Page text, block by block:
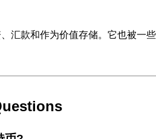
汇款和作为价值存储。它也被一